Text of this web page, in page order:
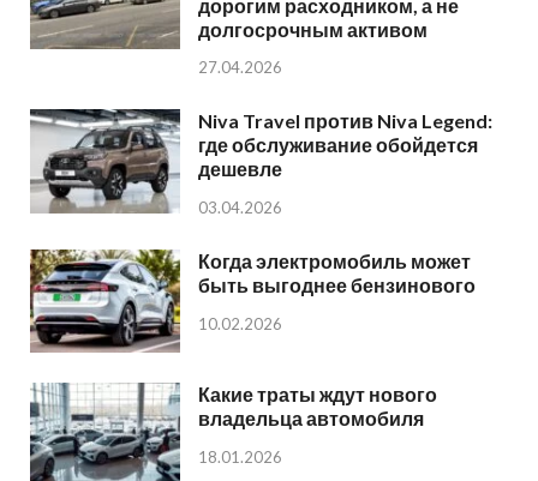
дорогим расходником, а не
долгосрочным активом
27.04.2026
Niva Travel против Niva Legend:
где обслуживание обойдется
дешевле
03.04.2026
Когда электромобиль может
быть выгоднее бензинового
10.02.2026
Какие траты ждут нового
владельца автомобиля
18.01.2026